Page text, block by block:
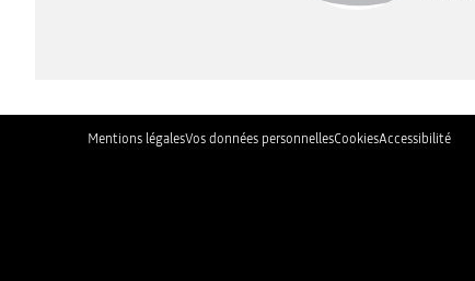
Mentions légalesVos données personnellesCookiesAccessibilité